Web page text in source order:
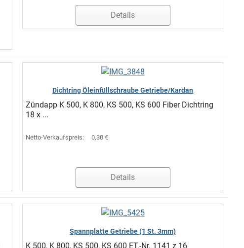
Details
Dichtring Öleinfüllschraube Getriebe/Kardan
Zündapp K 500, K 800, KS 500, KS 600 Fiber Dichtring
18 x ...
Netto-Verkaufspreis: 0,30 €
Details
Spannplatte Getriebe (1 St. 3mm)
K 500, K 800, KS 500, KS 600 ET.-Nr. 1141 z 16